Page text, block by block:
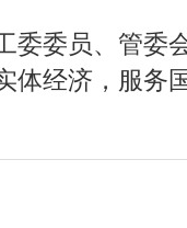
委委员、管委
体经济，服务